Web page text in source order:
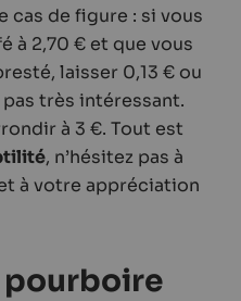
cas de figure : si vous
à 2,70 € et que vous
laisser 0,13 € ou
très intéressant.
à 3 €. Tout est
, n’hésitez pas à
à votre appréciation
pourboire